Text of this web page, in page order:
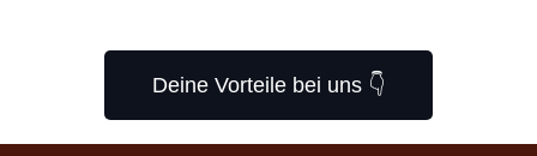
Deine Vorteile bei uns 👇